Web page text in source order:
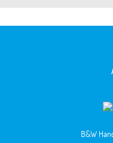
B&W